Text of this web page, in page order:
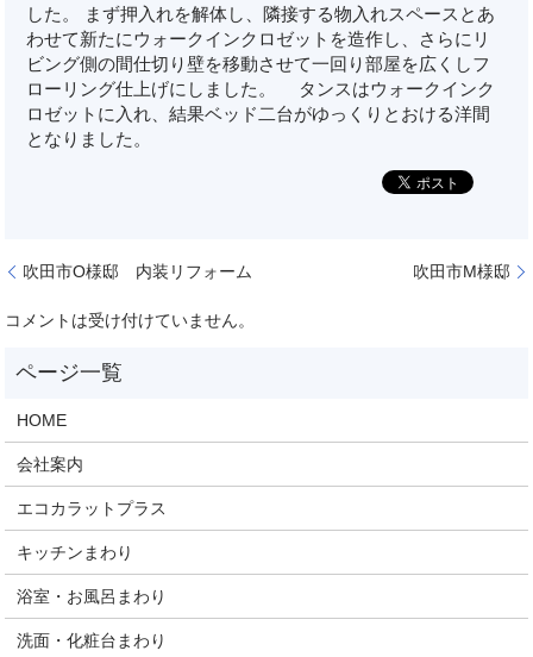
した。 まず押入れを解体し、隣接する物入れスペースとあ
わせて新たにウォークインクロゼットを造作し、さらにリ
ビング側の間仕切り壁を移動させて一回り部屋を広くしフ
ローリング仕上げにしました。 タンスはウォークインク
ロゼットに入れ、結果ベッド二台がゆっくりとおける洋間
となりました。
吹田市O様邸 内装リフォーム 吹田市M様邸
コメントは受け付けていません。
HOME
会社案内
エコカラットプラス
キッチンまわり
浴室・お風呂まわり
洗面・化粧台まわり